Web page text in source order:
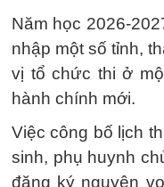
Năm học 2026-
nhập một số tỉnh,
vị tổ chức thi ở
hành chính mới.
Việc công bố lịch
sinh, phụ huynh
đăng ký nguyện